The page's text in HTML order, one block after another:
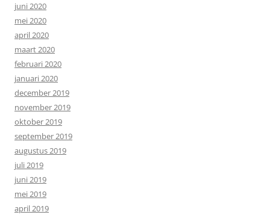
juni 2020
mei 2020
april 2020
maart 2020
februari 2020
januari 2020
december 2019
november 2019
oktober 2019
september 2019
augustus 2019
juli 2019
juni 2019
mei 2019
april 2019